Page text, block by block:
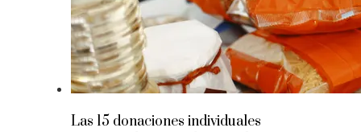
Las 15 donaciones individuales